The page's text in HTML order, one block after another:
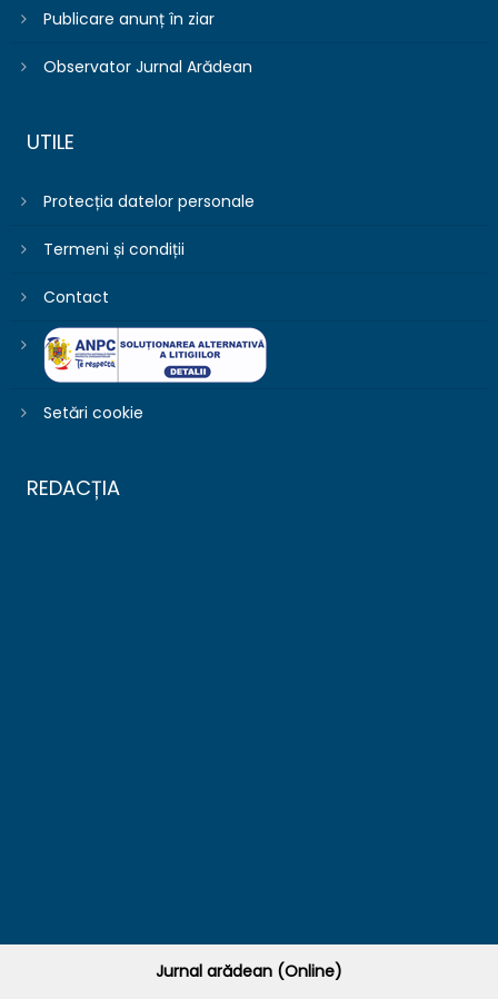
Publicare anunț în ziar
Observator Jurnal Arădean
UTILE
Protecția datelor personale
Termeni și condiții
Contact
Setări cookie
REDACȚIA
Jurnal arădean (Online)